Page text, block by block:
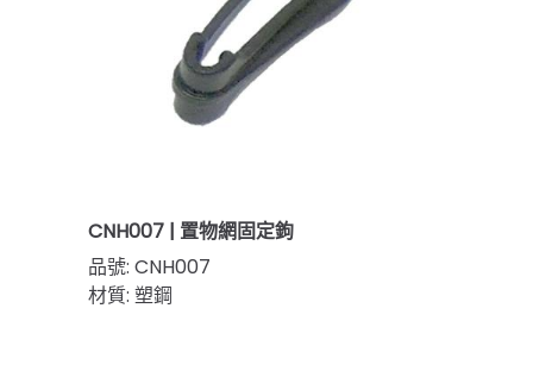
CNH007 | 置物網固定鉤
品號: CNH007
材質: 塑鋼